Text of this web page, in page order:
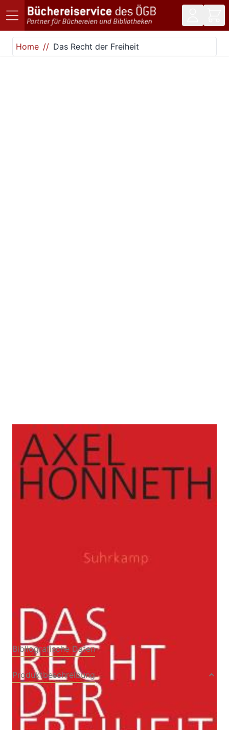
Direkt zum Inhalt
Home
Das Recht der Freiheit
Das Recht der Freiheit
Zur Wunschliste hinzufügen
26.03.2012
Schutzumschlag
Bibliografische Daten
Produktbeschreibung
Die Theorie der Gerechtigkeit gehört zu den am
intensivsten bestellten Feldern der
zeitgenössischen Philosophie. Allerdings haben